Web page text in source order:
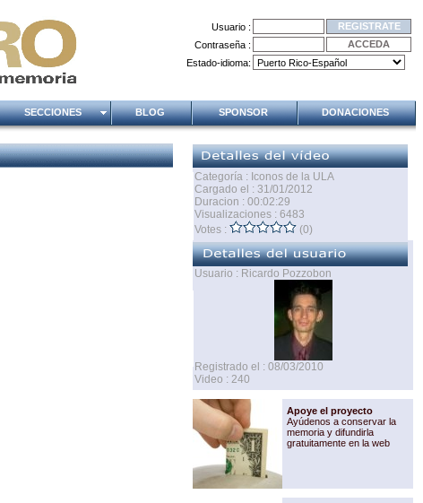
Usuario :
Contraseña :
Estado-idioma:
SECCIONES BLOG SPONSOR DONACIONES
Categoría : Iconos de la ULA
Cargado el : 31/01/2012
Duracion : 00:02:29
Visualizaciones : 6483
Votes :
(0)
Usuario : Ricardo Pozzobon
Registrado el : 08/03/2010
Video : 240
Apoye el proyecto
Ayúdenos a conservar la
memoria y difundirla
gratuitamente en la web